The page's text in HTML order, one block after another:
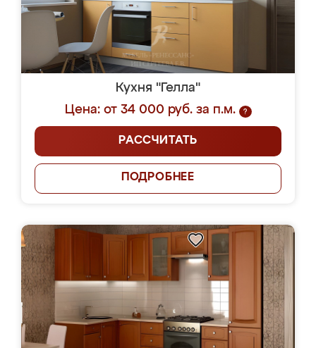
Кухня "Гелла"
Цена: от 34 000 руб. за п.м.
?
РАССЧИТАТЬ
ПОДРОБНЕЕ